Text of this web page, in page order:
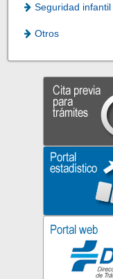
Seguridad infantil
Otros